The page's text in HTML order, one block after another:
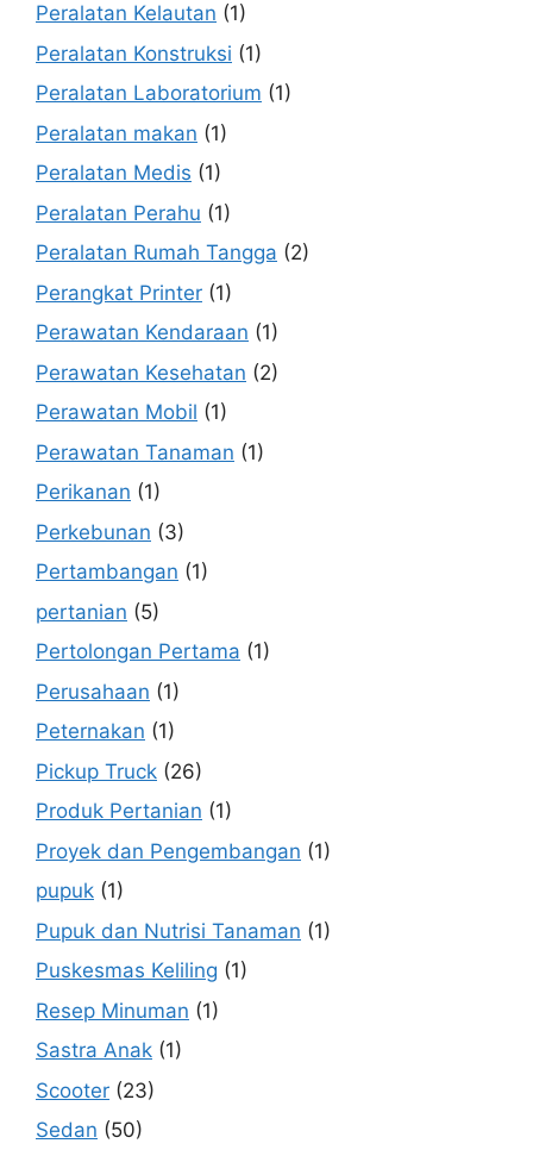
Peralatan Kelautan (1)
Peralatan Konstruksi (1)
Peralatan Laboratorium (1)
Peralatan makan (1)
Peralatan Medis (1)
Peralatan Perahu (1)
Peralatan Rumah Tangga (2)
Perangkat Printer (1)
Perawatan Kendaraan (1)
Perawatan Kesehatan (2)
Perawatan Mobil (1)
Perawatan Tanaman (1)
Perikanan (1)
Perkebunan (3)
Pertambangan (1)
pertanian (5)
Pertolongan Pertama (1)
Perusahaan (1)
Peternakan (1)
Pickup Truck (26)
Produk Pertanian (1)
Proyek dan Pengembangan (1)
pupuk (1)
Pupuk dan Nutrisi Tanaman (1)
Puskesmas Keliling (1)
Resep Minuman (1)
Sastra Anak (1)
Scooter (23)
Sedan (50)